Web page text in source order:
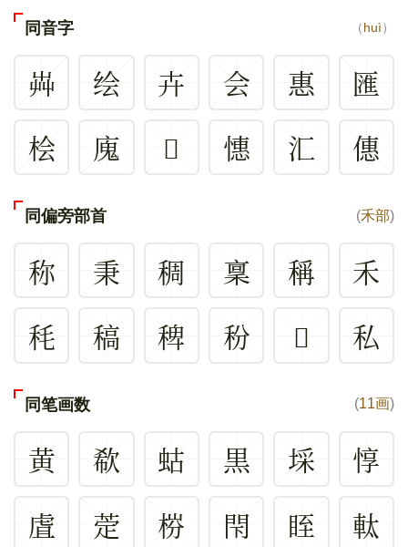
同音字 （huì）
芔 绘 卉 会 惠
匯
桧
廆 𠃐 憓 汇 僡
同偏旁部首 (禾部)
称 秉 稠 稟 稱
禾
秏
稿 稗 秎 𥤡 私
同笔画数 (11画)
黄 欷 蛄 黒 埰
惇
虘
萣 梤 閇 眰 軚